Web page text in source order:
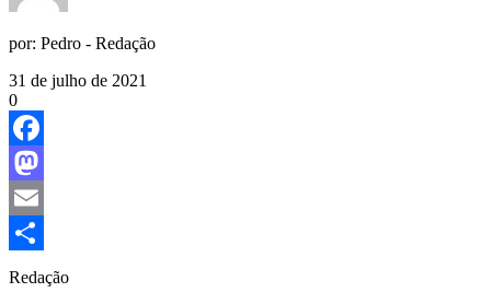
por: Pedro - Redação
31 de julho de 2021
0
Facebook
Mastodon
Email
Share
Redação